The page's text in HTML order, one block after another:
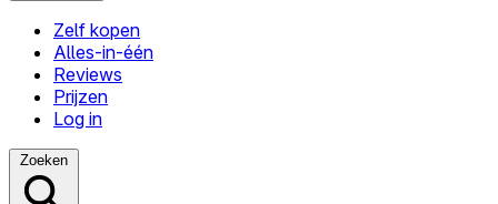
Zelf kopen
Alles-in-één
Reviews
Prijzen
Log in
Zoeken